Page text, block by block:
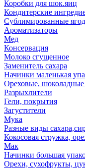
Коробки для шок.яиц
Кондитерские
Сублимированные
Ароматизаторы
Мед
Консервация
Молоко сгущенное
Заменитель сахара
Начинки маленькая
Ореховые,
Разрыхлители
Гели, покрытия
Загустители
Мука
Разные виды
Кокосовая стружка,
Мак
Начинки большая
Орехи, сухофрукты,